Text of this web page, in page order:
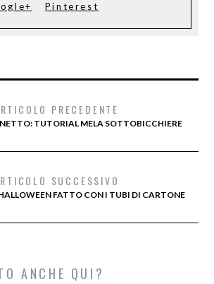
Pinterest
PRECEDENTE
TUTORIAL MELA SOTTOBICCHIERE
SUCCESSIVO
FATTO CON I TUBI DI CARTONE
ANCHE QUI?